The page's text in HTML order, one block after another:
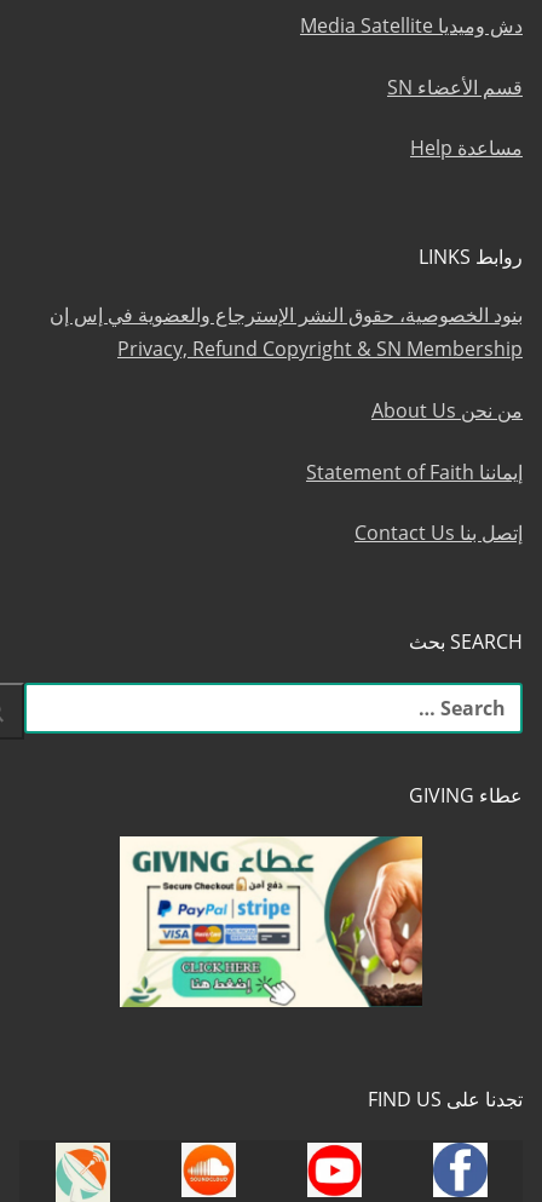
دش وميديا Media Satellite
قسم الأعضاء SN
مساعدة Help
روابط LINKS
بنود الخصوصية، حقوق النشر الإسترجاع والعضوية في إس إن
Privacy, Refund Copyright & SN Membership
من نحن About Us
إيماننا Statement of Faith
إتصل بنا Contact Us
SEARCH بحث
البحث
عن:
عطاء GIVING
تجدنا على FIND US